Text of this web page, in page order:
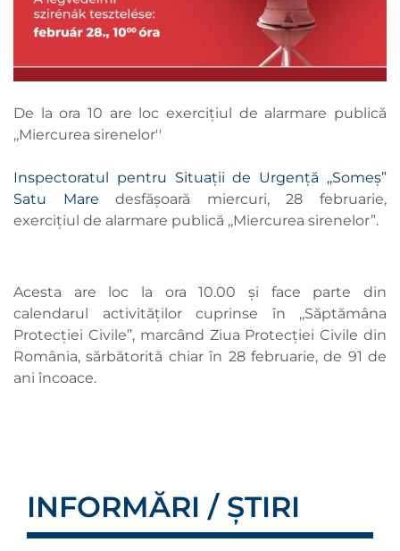
De la ora 10 are loc exercițiul de alarmare publică
,,Miercurea sirenelor''
Inspectoratul pentru Situații de Urgență ,,Someș”
Satu Mare desfășoară miercuri, 28 februarie,
exercițiul de alarmare publică ,,Miercurea sirenelor”.
Acesta are loc la ora 10.00 și face parte din
calendarul activităților cuprinse în ,,Săptămâna
Protecției Civile’’, marcând Ziua Protecției Civile din
România, sărbătorită chiar în 28 februarie, de 91 de
ani încoace.
INFORMĂRI / ȘTIRI